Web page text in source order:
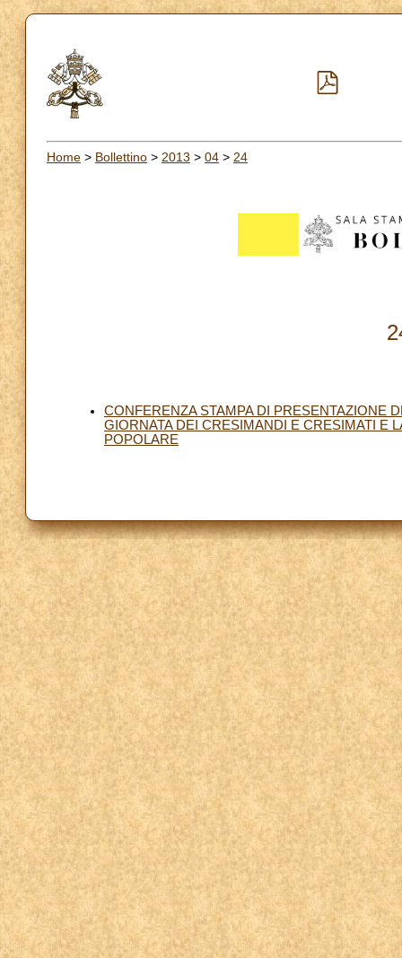
Home > Bollettino > 2013 > 04 > 24
CONFERENZA STAMPA DI PRESENTAZIONE
GIORNATA DEI CRESIMANDI E CRESIMATI E
POPOLARE